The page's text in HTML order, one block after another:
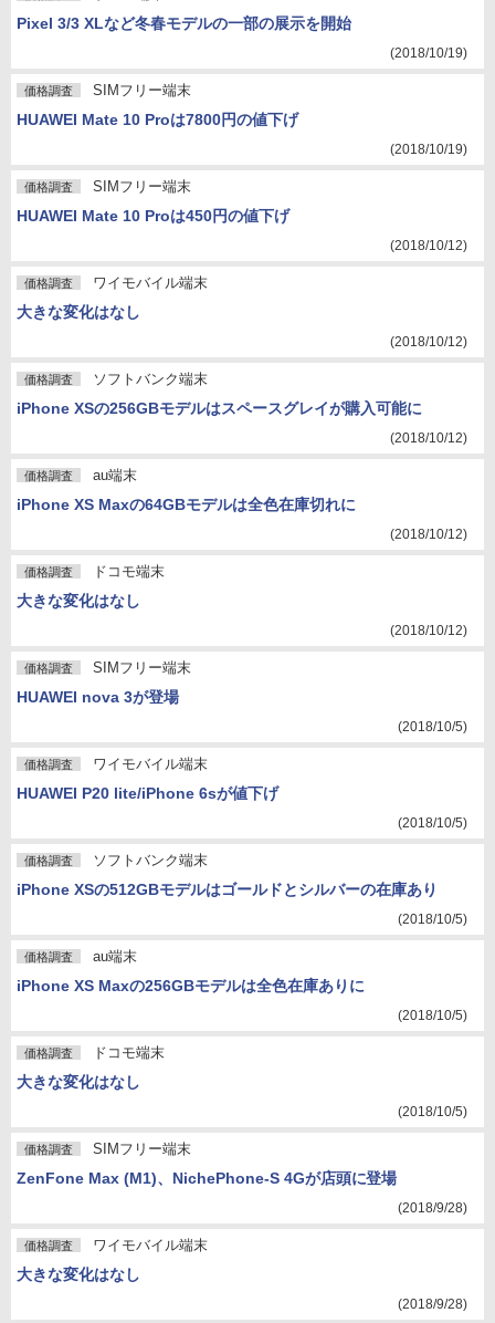
Pixel 3/3 XLなど冬春モデルの一部の展示を開始
(2018/10/19)
価格調査 SIMフリー端末
HUAWEI Mate 10 Proは7800円の値下げ
(2018/10/19)
価格調査 SIMフリー端末
HUAWEI Mate 10 Proは450円の値下げ
(2018/10/12)
価格調査 ワイモバイル端末
大きな変化はなし
(2018/10/12)
価格調査 ソフトバンク端末
iPhone XSの256GBモデルはスペースグレイが購入可能に
(2018/10/12)
価格調査 au端末
iPhone XS Maxの64GBモデルは全色在庫切れに
(2018/10/12)
価格調査 ドコモ端末
大きな変化はなし
(2018/10/12)
価格調査 SIMフリー端末
HUAWEI nova 3が登場
(2018/10/5)
価格調査 ワイモバイル端末
HUAWEI P20 lite/iPhone 6sが値下げ
(2018/10/5)
価格調査 ソフトバンク端末
iPhone XSの512GBモデルはゴールドとシルバーの在庫あり
(2018/10/5)
価格調査 au端末
iPhone XS Maxの256GBモデルは全色在庫ありに
(2018/10/5)
価格調査 ドコモ端末
大きな変化はなし
(2018/10/5)
価格調査 SIMフリー端末
ZenFone Max (M1)、NichePhone-S 4Gが店頭に登場
(2018/9/28)
価格調査 ワイモバイル端末
大きな変化はなし
(2018/9/28)